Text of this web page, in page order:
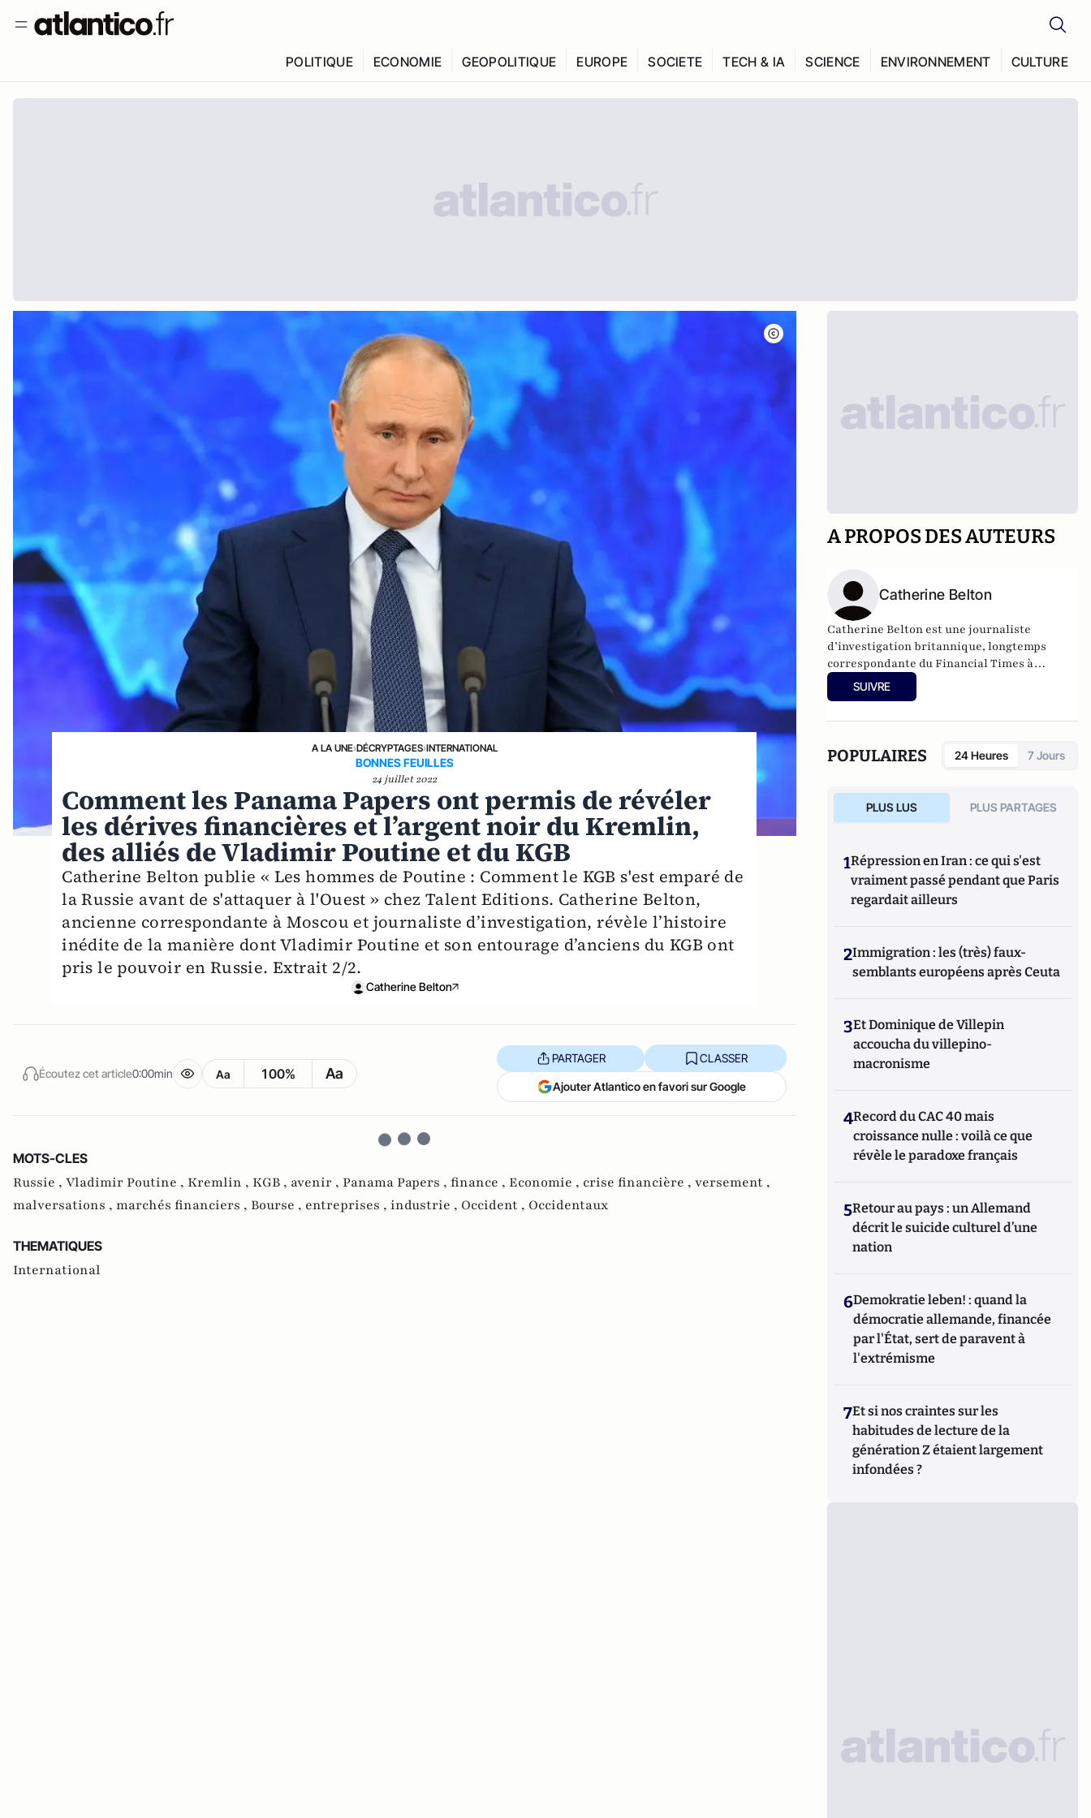
POLITIQUE ECONOMIE GEOPOLITIQUE EUROPE SOCIETE TECH & IA SCIENCE ENVIRONNEMENT CULTURE
A LA UNE›DÉCRYPTAGES›INTERNATIONAL
BONNES FEUILLES
24 juillet 2022
Comment les Panama Papers ont permis de révéler
les dérives financières et l’argent noir du Kremlin,
des alliés de Vladimir Poutine et du KGB
Catherine Belton publie « Les hommes de Poutine : Comment le KGB s'est emparé de
la Russie avant de s'attaquer à l'Ouest » chez Talent Editions. Catherine Belton,
ancienne correspondante à Moscou et journaliste d’investigation, révèle l’histoire
inédite de la manière dont Vladimir Poutine et son entourage d’anciens du KGB ont
pris le pouvoir en Russie. Extrait 2/2.
Catherine Belton
Écoutez cet article0:00min Aa 100% Aa
PARTAGER CLASSER
Ajouter Atlantico en favori sur Google
MOTS-CLES
Russie , Vladimir Poutine , Kremlin , KGB , avenir , Panama Papers , finance , Economie , crise financière , versement ,
malversations , marchés financiers , Bourse , entreprises , industrie , Occident , Occidentaux
THEMATIQUES
International
A PROPOS DES AUTEURS
Catherine Belton
Catherine Belton est une journaliste
d’investigation britannique, longtemps
correspondante du Financial Times à
Moscou.SUIVRE
POPULAIRES 24 Heures 7 Jours
PLUS LUS PLUS PARTAGES
1Répression en Iran : ce qui s'est
vraiment passé pendant que Paris
regardait ailleurs
2Immigration : les (très) faux-
semblants européens après Ceuta
3Et Dominique de Villepin
accoucha du villepino-
macronisme
4Record du CAC 40 mais
croissance nulle : voilà ce que
révèle le paradoxe français
5Retour au pays : un Allemand
décrit le suicide culturel d’une
nation
6Demokratie leben! : quand la
démocratie allemande, financée
par l'État, sert de paravent à
l'extrémisme
7Et si nos craintes sur les
habitudes de lecture de la
génération Z étaient largement
infondées ?